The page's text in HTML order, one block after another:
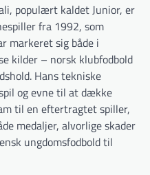
populært kaldet Junior, er
fra 1992, som
markeret sig både i
kilder – norsk klubfodbold
Hans tekniske
og evne til at dække
til en eftertragtet spiller,
medaljer, alvorlige skader
ungdomsfodbold til